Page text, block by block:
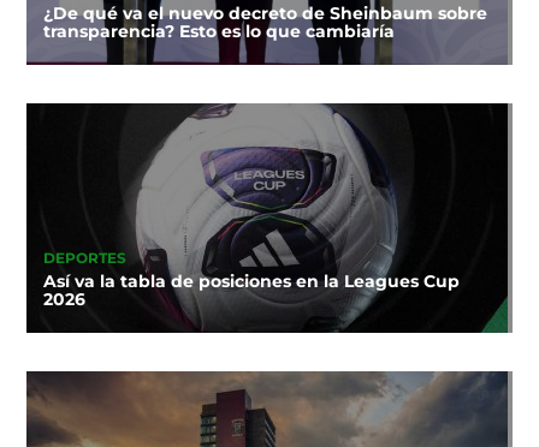
¿De qué va el nuevo decreto de Sheinbaum sobre
transparencia? Esto es lo que cambiaría
DEPORTES
Así va la tabla de posiciones en la Leagues Cup
2026